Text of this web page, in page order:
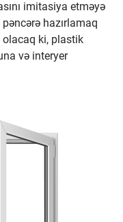
imitasiya etməyə
hazırlamaq
olacaq ki, plastik
və interyer